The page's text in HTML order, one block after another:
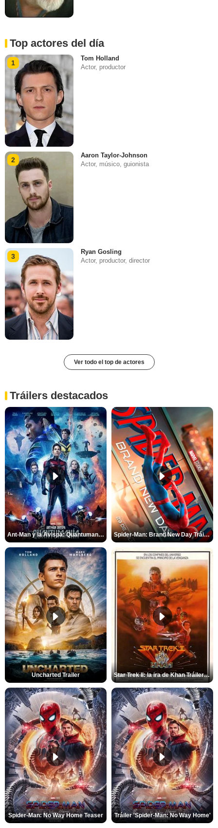
Top actores del día
1
Tom Holland
Actor, productor
2
Aaron Taylor-Johnson
Actor, músico, guionista
3
Ryan Gosling
Actor, productor, director
Ver todo el top de actores
Tráilers destacados
Ant-Man y la Avispa: Quantumanía Tráiler (2) Spider-Man: Brand New Day Tráiler (3)
Uncharted Trailer Star Trek II: la ira de Khan Tráiler VO
Spider-Man: No Way Home Teaser Tráiler 'Spider-Man: No Way Home'